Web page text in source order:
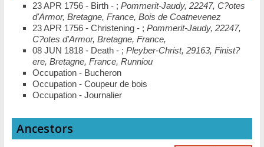
23 APR 1756 - Birth - ; Pommerit-Jaudy, 22247, C?otes
d'Armor, Bretagne, France, Bois de Coatnevenez
23 APR 1756 - Christening - ; Pommerit-Jaudy, 22247,
C?otes d'Armor, Bretagne, France,
08 JUN 1818 - Death - ; Pleyber-Christ, 29163, Finist?
ere, Bretagne, France, Runniou
Occupation - Bucheron
Occupation - Coupeur de bois
Occupation - Journalier
Ancestors